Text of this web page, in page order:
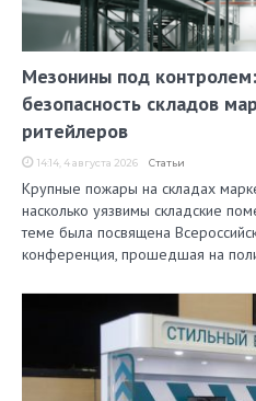
Мезонины под
безопасность складов
ритейлеров
14:14, 4 августа 2026 Статьи
Крупные пожары на складах
насколько уязвимы складские
теме была посвящена
конференция, прошедшая на